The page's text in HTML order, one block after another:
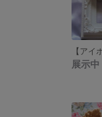
展示中